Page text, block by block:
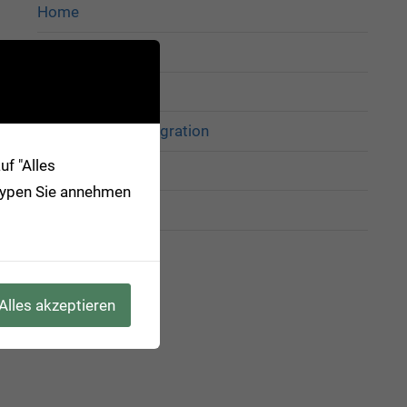
Home
Pentaho Data Integration
Privat
"Alles
Sie annehmen
akzeptieren